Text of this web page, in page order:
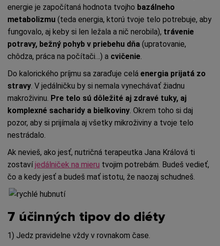
energie je započítaná hodnota tvojho bazálneho
metabolizmu (teda energia, ktorú tvoje telo potrebuje, aby
fungovalo, aj keby si len ležala a nič nerobila), trávenie
potravy, bežný pohyb v priebehu dňa (upratovanie,
chôdza, práca na počítači…) a cvičenie
Do kalorického príjmu sa zaraďuje celá energia prijatá zo
stravy . V jedálničku by si nemala vynechávať žiadnu
makroživinu. Pre telo sú dôležité aj zdravé tuky, aj
komplexné sacharidy a bielkoviny . Okrem toho si daj
pozor, aby si prijímala aj všetky mikroživiny a tvoje telo
nestrádalo.
Ak nevieš, ako jesť, nutričná terapeutka Jana Králová ti
zostavíjedálniček na mieru tvojim potrebám. Budeš vedieť,
čo a kedy jesť a budeš mať istotu, že naozaj schudneš.
7 účinných tipov do diéty
1) Jedz pravidelne vždy v rovnakom čase.